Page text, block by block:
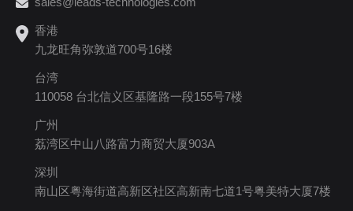
香港
九龙旺角弥敦道700号16楼
台湾
110058 台北信义区基隆路一段155号7楼
广州
荔湾区中山八路富力商贸大厦903A
深圳
南山区粤海街道高新区社区高新南七道1号粤美特大厦7楼